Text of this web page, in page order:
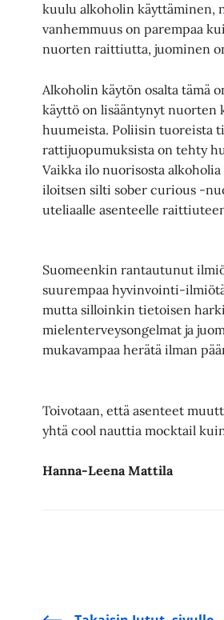
kuulu alkoholin käyttäminen,
vanhemmuus on parempaa
nuorten raittiutta, juominen
Alkoholin käytön osalta tämä
käyttö on lisääntynyt nuorten
huumeista. Poliisin tuoreista
rattijuopumuksista on tehty
Vaikka ilo nuorisosta
iloitsen silti sober curious -
uteliaalle asenteelle
Suomeenkin rantautunut
suurempaa hyvinvointi-
mutta silloinkin tietoisen
mielenterveysongelmat ja
mukavampaa herätä ilman
Toivotaan, että asenteet
yhtä cool nauttia mocktail
Hanna-Leena Mattila